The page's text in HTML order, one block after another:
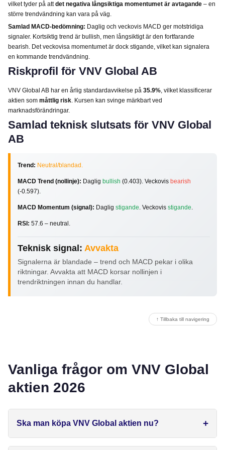
vilket tyder på attdet negativa långsiktiga momentumet är avtagande – en
större trendvändning kan vara på väg.
Samlad MACD-bedömning: Daglig och veckovis MACD ger motstridiga
signaler. Kortsiktig trend är bullish, men långsiktigt är den fortfarande
bearish. Det veckovisa momentumet är dock stigande, vilket kan signalera
en kommande trendvändning.
Riskprofil för VNV Global AB
VNV Global AB har en årlig standardavvikelse på 35.9%, vilket klassificerar
aktien som måttlig risk. Kursen kan svinge märkbart ved
marknadsförändringar.
Samlad teknisk slutsats för VNV Global
AB
Trend: Neutral/blandad.
MACD Trend (nollinje): Daglig bullish (0.403). Veckovis bearish
(-0.597).
MACD Momentum (signal): Daglig stigande. Veckovis stigande.
RSI: 57.6 – neutral.
Teknisk signal: Avvakta
Signalerna är blandade – trend och MACD pekar i olika
riktningar. Avvakta att MACD korsar nollinjen i
trendriktningen innan du handlar.
↑ Tillbaka till navigering
Vanliga frågor om VNV Global
aktien 2026
Ska man köpa VNV Global aktien nu?